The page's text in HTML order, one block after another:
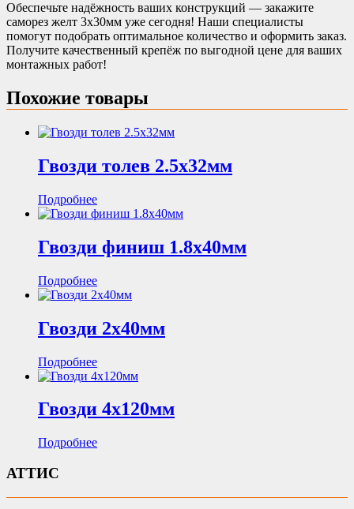
Обеспечьте надёжность ваших конструкций — закажите
саморез желт 3х30мм уже сегодня! Наши специалисты
помогут подобрать оптимальное количество и оформить заказ.
Получите качественный крепёж по выгодной цене для ваших
монтажных работ!
Похожие товары
Гвозди толев 2.5х32мм
Подробнее
Гвозди финиш 1.8х40мм
Подробнее
Гвозди 2х40мм
Подробнее
Гвозди 4х120мм
Подробнее
АТТИС